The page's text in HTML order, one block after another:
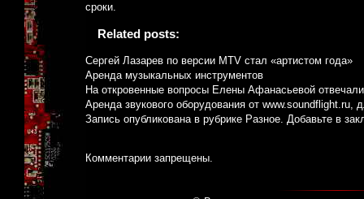
сроки.
Related posts:
Сергей Лазарев по версии MTV стал «артистом года»
Аренда музыкальных инструментов
На откровенные вопросы Елены Афанасьевой
Аренда звукового оборудования от www.soundflight.ru,
Запись опубликована в рубрике Разное. Добавьте в
Комментарии запрещены.